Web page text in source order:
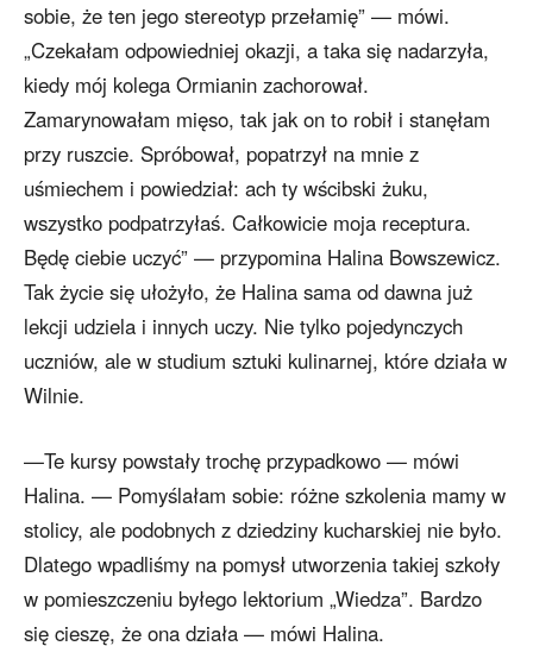
sobie, że ten jego stereotyp przełamię” — mówi.
„Czekałam odpowiedniej okazji, a taka się nadarzyła,
kiedy mój kolega Ormianin zachorował.
Zamarynowałam mięso, tak jak on to robił i stanęłam
przy ruszcie. Spróbował, popatrzył na mnie z
uśmiechem i powiedział: ach ty wścibski żuku,
wszystko podpatrzyłaś. Całkowicie moja receptura.
Będę ciebie uczyć” — przypomina Halina Bowszewicz.
Tak życie się ułożyło, że Halina sama od dawna już
lekcji udziela i innych uczy. Nie tylko pojedynczych
uczniów, ale w studium sztuki kulinarnej, które działa w
Wilnie.
—Te kursy powstały trochę przypadkowo — mówi
Halina. — Pomyślałam sobie: różne szkolenia mamy w
stolicy, ale podobnych z dziedziny kucharskiej nie było.
Dlatego wpadliśmy na pomysł utworzenia takiej szkoły
w pomieszczeniu byłego lektorium „Wiedza”. Bardzo
się cieszę, że ona działa — mówi Halina.